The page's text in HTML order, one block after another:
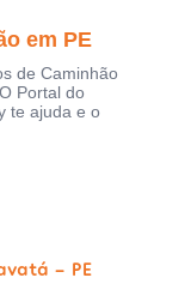
em PE
de Caminhão
Portal do
te ajuda e o
- PE